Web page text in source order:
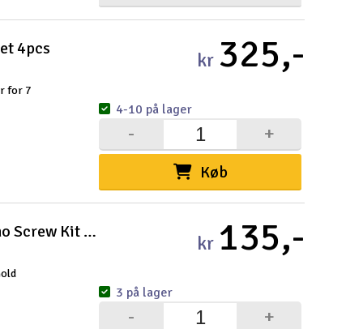
4pcs
for 7
kr 325,-
Køb
+
-
4-10 på lager
ImpulseRC Blackbird Edition Echo Screw Kit - Gold kr 135,-
+
-
3 på lager